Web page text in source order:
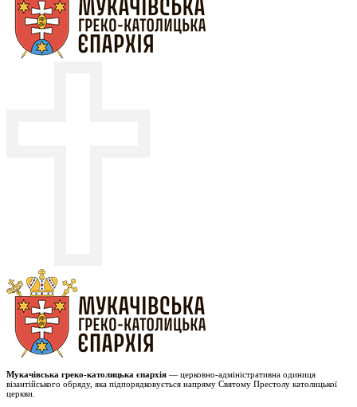
Мукачівська греко-католицька єпархія — церковно-адміністративна одиниця
візантійського обряду, яка підпорядковується напряму Святому Престолу католицької
церкви.